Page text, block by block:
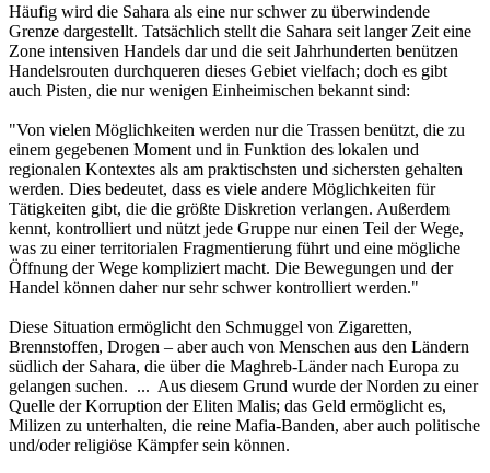
Häufig wird die Sahara als eine nur schwer zu überwindende
Grenze dargestellt. Tatsächlich stellt die Sahara seit langer Zeit eine
Zone intensiven Handels dar und die seit Jahrhunderten benützen
Handelsrouten durchqueren dieses Gebiet vielfach; doch es gibt
auch Pisten, die nur wenigen Einheimischen bekannt sind:
"Von vielen Möglichkeiten werden nur die Trassen benützt, die zu
einem gegebenen Moment und in Funktion des lokalen und
regionalen Kontextes als am praktischsten und sichersten gehalten
werden. Dies bedeutet, dass es viele andere Möglichkeiten für
Tätigkeiten gibt, die die größte Diskretion verlangen. Außerdem
kennt, kontrolliert und nützt jede Gruppe nur einen Teil der Wege,
was zu einer territorialen Fragmentierung führt und eine mögliche
Öffnung der Wege kompliziert macht. Die Bewegungen und der
Handel können daher nur sehr schwer kontrolliert werden."
Diese Situation ermöglicht den Schmuggel von Zigaretten,
Brennstoffen, Drogen – aber auch von Menschen aus den Ländern
südlich der Sahara, die über die Maghreb-Länder nach Europa zu
gelangen suchen. ... Aus diesem Grund wurde der Norden zu einer
Quelle der Korruption der Eliten Malis; das Geld ermöglicht es,
Milizen zu unterhalten, die reine Mafia-Banden, aber auch politische
und/oder religiöse Kämpfer sein können.